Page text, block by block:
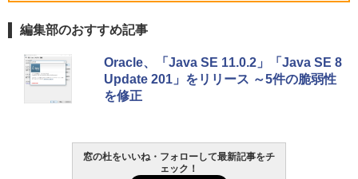
編集部のおすすめ記事
Oracle、「Java SE 11.0.2」「Java SE 8
Update 201」をリリース ～5件の脆弱性
を修正
窓の杜をいいね・フォローして最新記事をチ
ェック！